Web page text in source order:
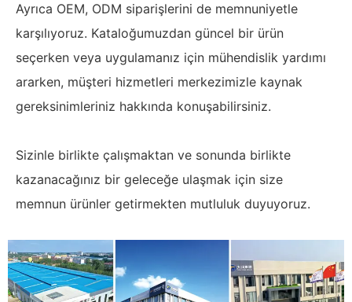
Ayrıca OEM, ODM siparişlerini de memnuniyetle
karşılıyoruz. Kataloğumuzdan güncel bir ürün
seçerken veya uygulamanız için mühendislik yardımı
ararken, müşteri hizmetleri merkezimizle kaynak
gereksinimleriniz hakkında konuşabilirsiniz.
Sizinle birlikte çalışmaktan ve sonunda birlikte
kazanacağınız bir geleceğe ulaşmak için size
memnun ürünler getirmekten mutluluk duyuyoruz.